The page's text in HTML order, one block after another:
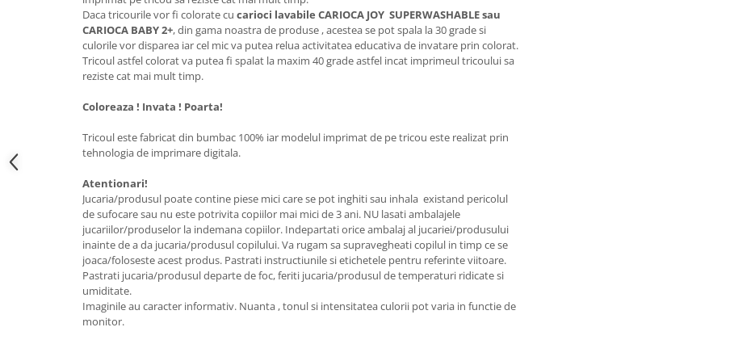
Daca tricourile vor fi colorate cu carioci lavabile CARIOCA JOY SUPERWASHABLE sau
CARIOCA BABY 2+, din gama noastra de produse , acestea se pot spala la 30 grade si
culorile vor disparea iar cel mic va putea relua activitatea educativa de invatare prin colorat.
Tricoul astfel colorat va putea fi spalat la maxim 40 grade astfel incat imprimeul tricoului sa
reziste cat mai mult timp.
Coloreaza ! Invata ! Poarta!
Tricoul este fabricat din bumbac 100% iar modelul imprimat de pe tricou este realizat prin
tehnologia de imprimare digitala.
Atentionari!
Jucaria/produsul poate contine piese mici care se pot inghiti sau inhala existand pericolul
de sufocare sau nu este potrivita copiilor mai mici de 3 ani. NU lasati ambalajele
jucariilor/produselor la indemana copiilor. Indepartati orice ambalaj al jucariei/produsului
inainte de a da jucaria/produsul copilului. Va rugam sa supravegheati copilul in timp ce se
joaca/foloseste acest produs. Pastrati instructiunile si etichetele pentru referinte viitoare.
Pastrati jucaria/produsul departe de foc, feriti jucaria/produsul de temperaturi ridicate si
umiditate.
Imaginile au caracter informativ. Nuanta , tonul si intensitatea culorii pot varia in functie de
monitor.